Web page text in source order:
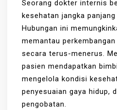
Seorang dokter internis
kesehatan jangka
Hubungan ini
memantau
secara terus-menerus.
pasien mendapatkan
mengelola kondisi
penyesuaian gaya hidup,
pengobatan.